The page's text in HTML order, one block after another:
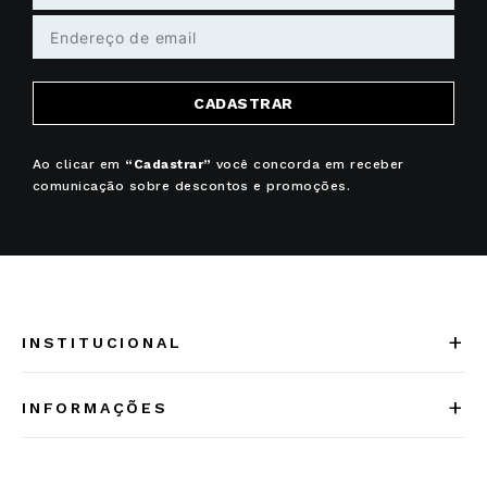
CADASTRAR
Ao clicar em “Cadastrar” você concorda em receber
comunicação sobre descontos e promoções.
INSTITUCIONAL +
INFORMAÇÕES +